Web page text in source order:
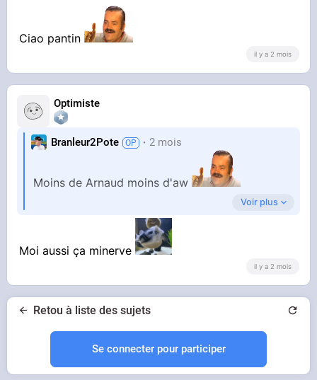
Ciao pantin
il y a 2 mois
Optimiste
Branleur2Pote 2 mois
Moins de Arnaud moins d'aw
Voir plus
Moi aussi ça minerve
il y a 2 mois
Retou à liste des sujets
Se connecter pour participer